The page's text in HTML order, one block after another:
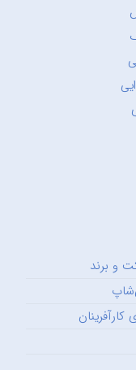
و برند